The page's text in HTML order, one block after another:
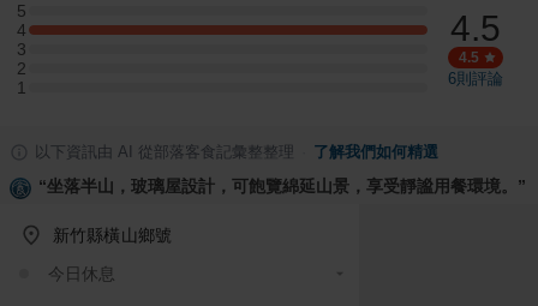
5
5 星：0 則評論
4
4 星：1 則評論
3
3 星：0 則評論
2
2 星：0 則評論
1
1 星：0 則評論
4.5
4.5
6則評論
以下資訊由 AI 從部落客食記彙整整理 了解我們如何精選
“坐落半山，玻璃屋設計，可飽覽綿延山景，享受靜謐用餐環境。 ”
新竹縣橫山鄉號
今日休息